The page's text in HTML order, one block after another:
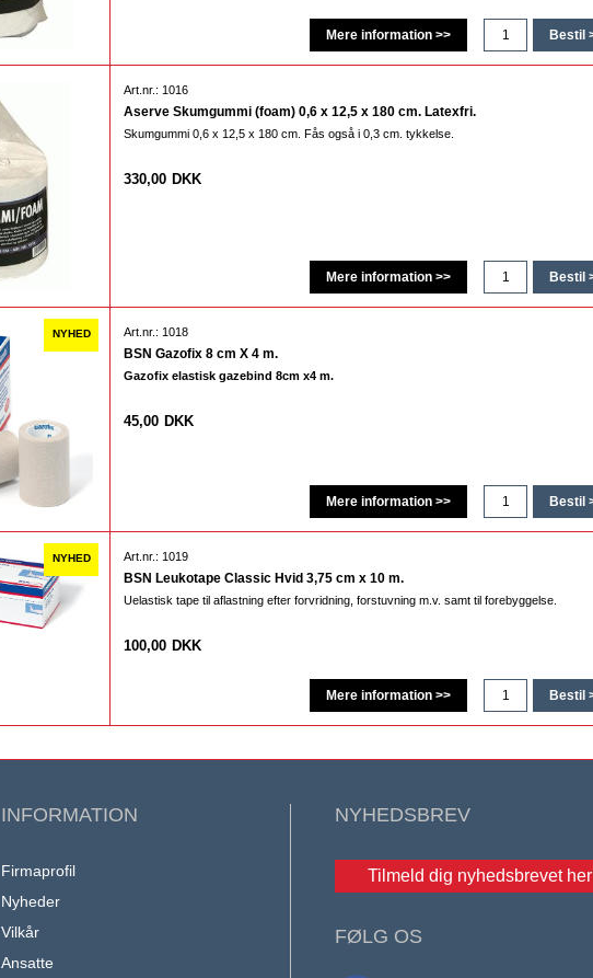
Art.nr.: 1016
Aserve Skumgummi (foam) 0,6 x 12,5 x 180 cm. Latexfri.
Skumgummi 0,6 x 12,5 x 180 cm. Fås også i 0,3 cm. tykkelse.
330,00 DKK
Art.nr.: 1018
BSN Gazofix 8 cm X 4 m.
Gazofix elastisk gazebind 8cm x4 m.
45,00 DKK
Art.nr.: 1019
BSN Leukotape Classic Hvid 3,75 cm x 10 m.
Uelastisk tape til aflastning efter forvridning, forstuvning m.v. samt til forebyggelse.
100,00 DKK
INFORMATION
Firmaprofil
Nyheder
Vilkår
Ansatte
NYHEDSBREV
Tilmeld dig nyhedsbrevet her
FØLG OS